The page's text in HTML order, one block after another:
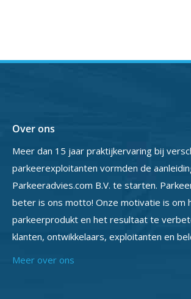
Over ons
Meer dan 15 jaar praktijkervaring bij
parkeerexploitanten vormden de
Parkeeradvies.com B.V. te starten.
beter is ons motto! Onze motivatie is om
parkeerprodukt en het resultaat te
klanten, ontwikkelaars, exploitanten en
Meer over ons